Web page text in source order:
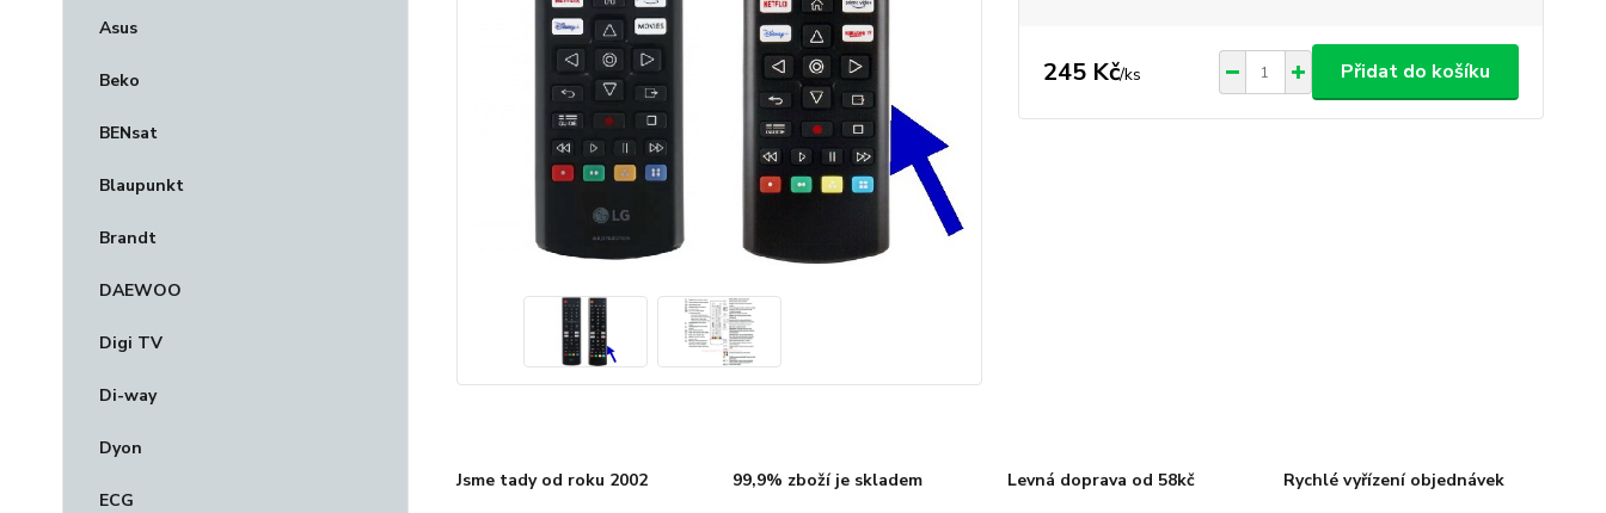
Asus
Beko
BENsat
Blaupunkt
Brandt
DAEWOO
Digi TV
Di-way
Dyon
ECG
245 Kč/ks Přidat do košíku
Jsme tady od roku 2002 99,9% zboží je skladem Levná doprava od 58kč Rychlé vyřízení objednávek